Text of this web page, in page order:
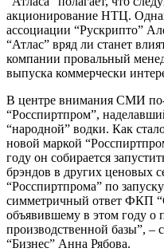
акционирование НТЦ.
ассоциации “Рускрипто”
“Атлас” вряд ли станет
компании провальный
выпуска коммерчески
В центре внимания СМИ по-
“Росспиртпром”,
“народной” водки. Как
новой маркой
году он собирается
брэндов в других ценовых
“Росспиртпрома” по
симметричный ответ ФКП
объявившему в этом году о
производственной базы”, –
“Бизнес” Анна Рябова.